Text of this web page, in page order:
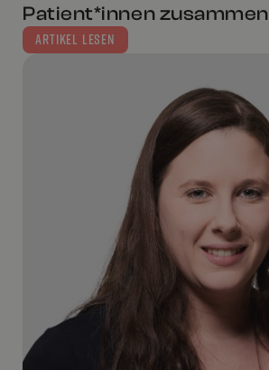
Patient*innen zusammen
ARTIKEL LESEN